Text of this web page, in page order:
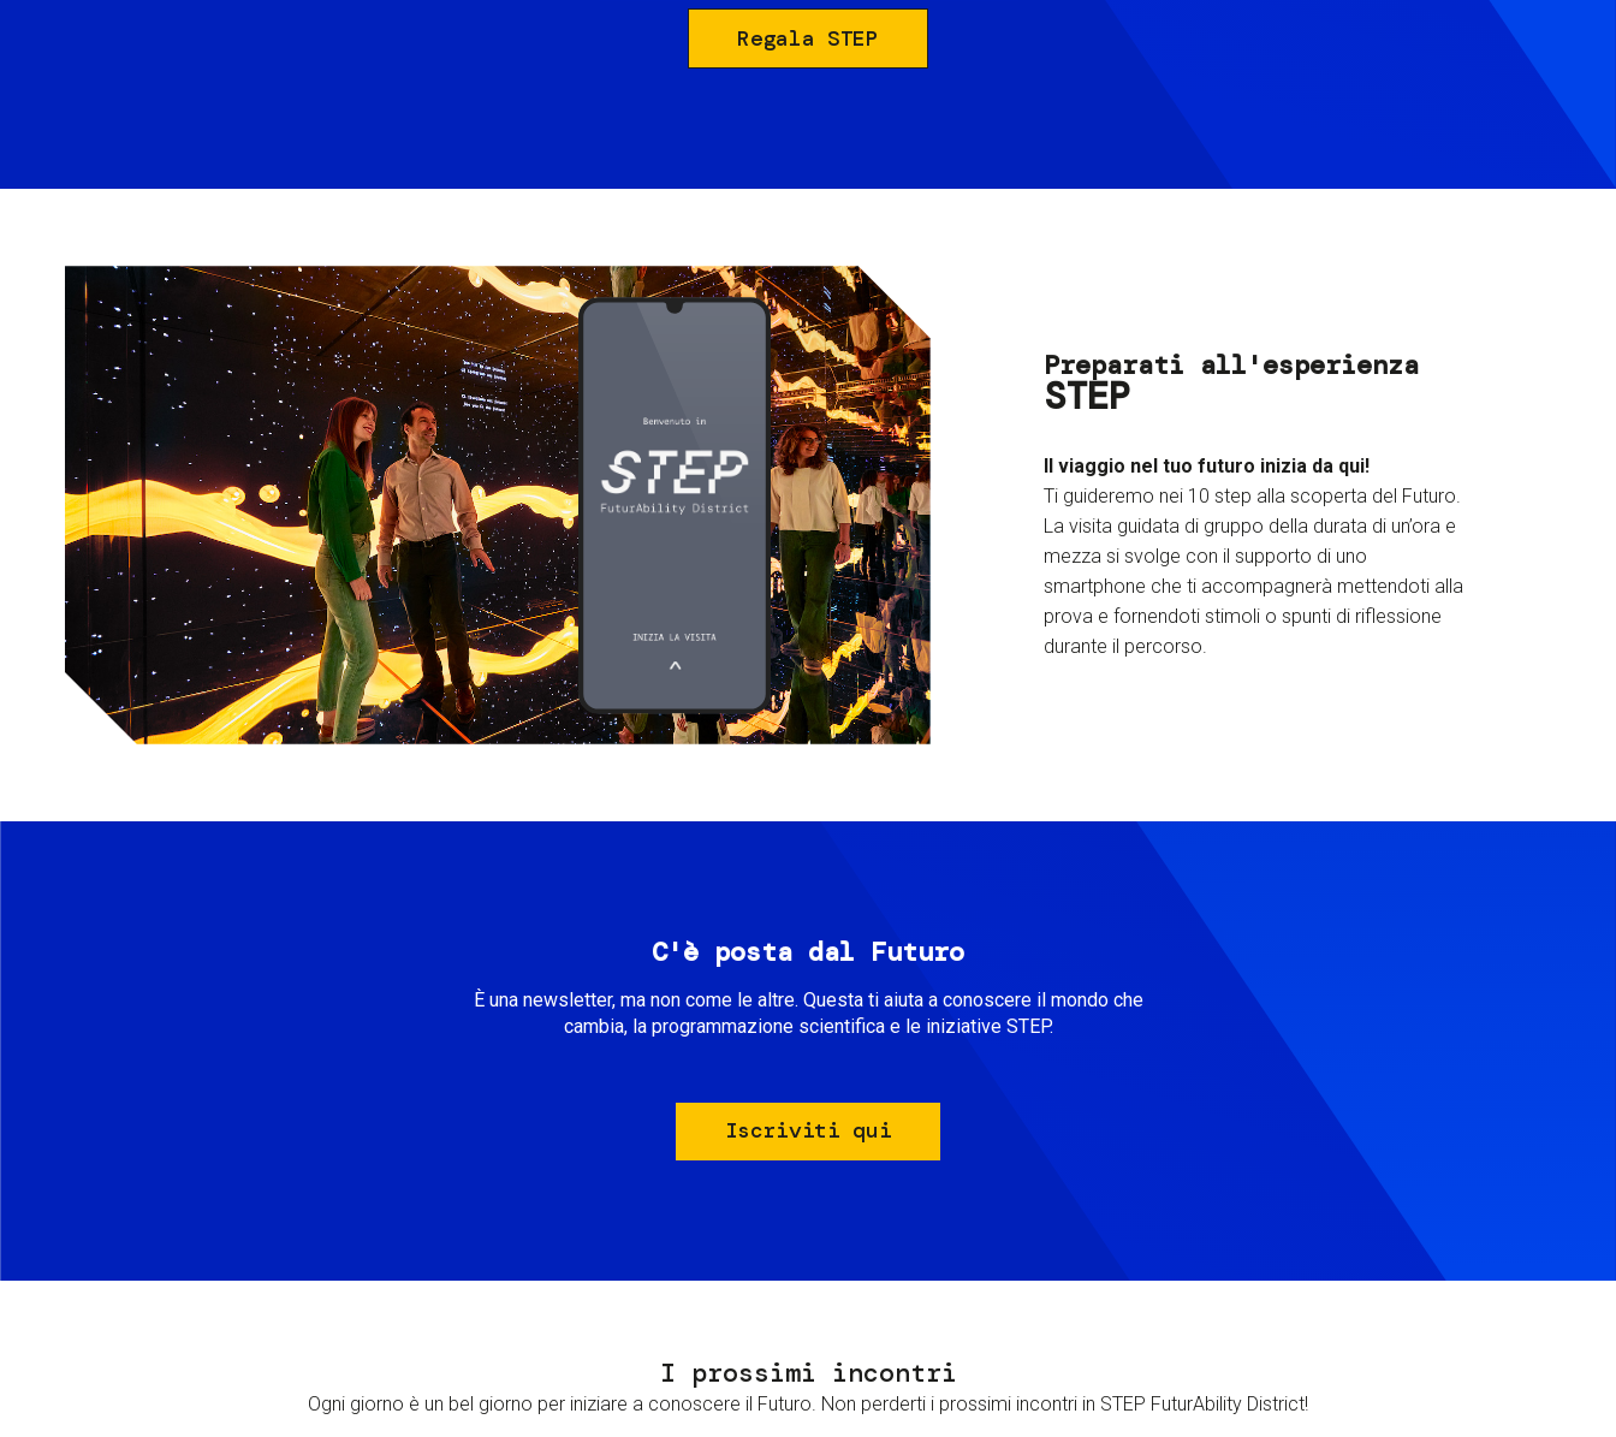
Regala STEP
Preparati all'esperienza
STEP
Il viaggio nel tuo futuro inizia da qui!
Ti guideremo nei 10 step alla scoperta del Futuro.
La visita guidata di gruppo della durata di un’ora e
mezza si svolge con il supporto di uno
smartphone che ti accompagnerà mettendoti alla
prova e fornendoti stimoli o spunti di riflessione
durante il percorso.
C'è posta dal Futuro
È una newsletter, ma non come le altre. Questa ti aiuta a conoscere il mondo che
cambia, la programmazione scientifica e le iniziative STEP.
Iscriviti qui
I prossimi incontri
Ogni giorno è un bel giorno per iniziare a conoscere il Futuro. Non perderti i prossimi incontri in STEP FuturAbility District!